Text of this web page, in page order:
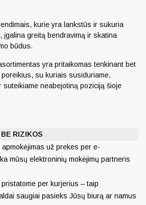
kurie yra lankstūs ir sukuria
įgalina greitą bendravimą ir skatina
būdus.
yra pritaikomas tenkinant bet
su kuriais susiduriame,
suteikiame neabejotiną poziciją šioje
RIZIKOS
už prekes per e-
mūsų elektroninių mokėjimų partneris
per kurjerius – taip
saugiai pasieks Jūsų biurą ar namus